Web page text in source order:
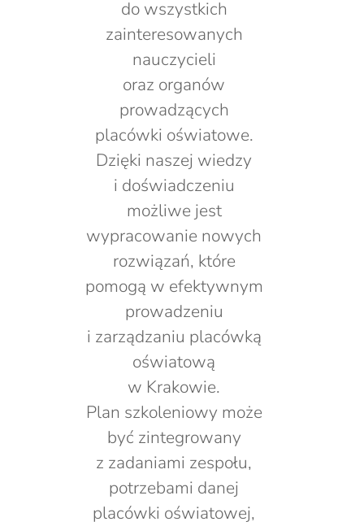
do wszystkich
zainteresowanych
nauczycieli
oraz organów
prowadzących
placówki oświatowe.
Dzięki naszej wiedzy
i doświadczeniu
możliwe jest
wypracowanie nowych
rozwiązań, które
pomogą w efektywnym
prowadzeniu
i zarządzaniu placówką
oświatową
w Krakowie.
Plan szkoleniowy może
być zintegrowany
z zadaniami zespołu,
potrzebami danej
placówki oświatowej,